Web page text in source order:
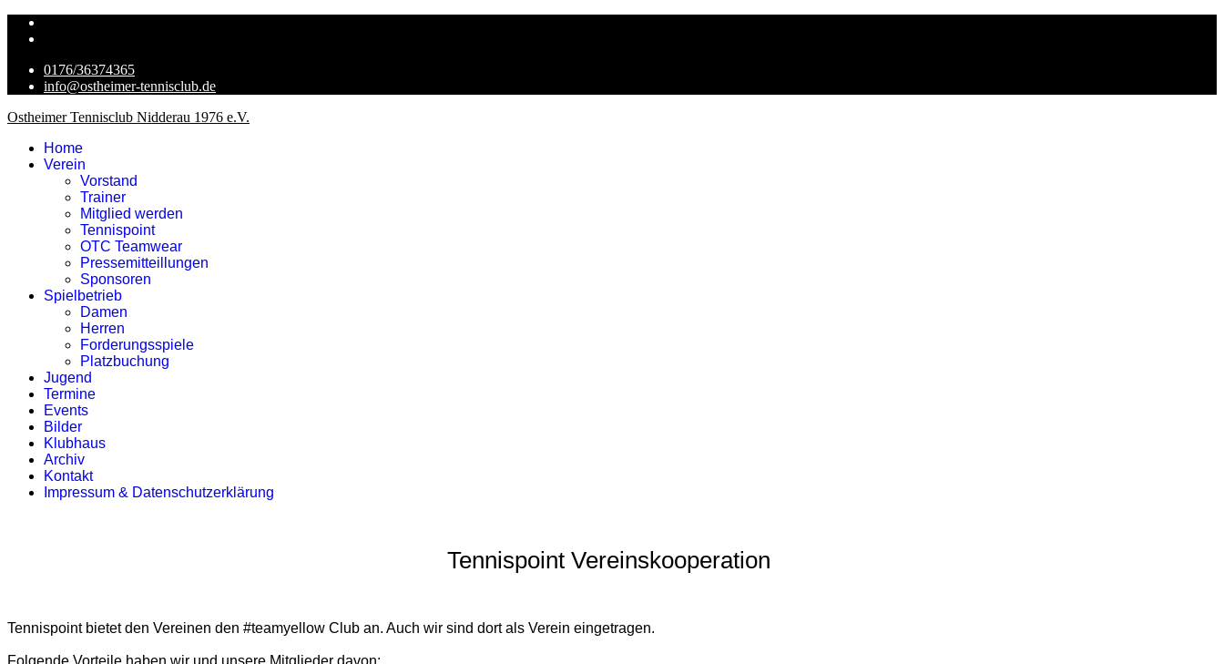
0176/36374365
info@ostheimer-tennisclub.de
Ostheimer Tennisclub Nidderau 1976 e.V.
Home
Verein
Vorstand
Trainer
Mitglied werden
Tennispoint
OTC Teamwear
Pressemitteillungen
Sponsoren
Spielbetrieb
Damen
Herren
Forderungsspiele
Platzbuchung
Jugend
Termine
Events
Bilder
Klubhaus
Archiv
Kontakt
Impressum & Datenschutzerklärung
Tennispoint Vereinskooperation
Tennispoint bietet den Vereinen den #teamyellow Club an. Auch wir sind dort als Verein eingetragen.
Folgende Vorteile haben wir und unsere Mitglieder davon: